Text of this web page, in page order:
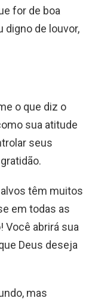
for de boa
digno de louvor,
o que diz o
sua atitude
seus
têm muitos
em todas as
Você abrirá sua
Deus deseja
mas